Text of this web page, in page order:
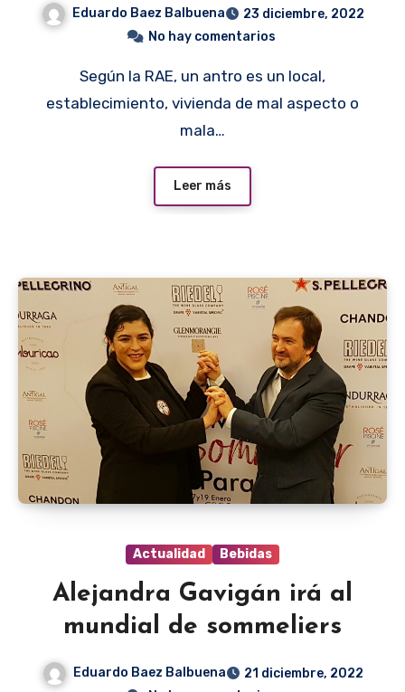
Eduardo Baez Balbuena
23 diciembre, 2022
No hay comentarios
Según la RAE, un antro es un local,
establecimiento, vivienda de mal aspecto o
mala…
Leer más
Actualidad Bebidas
Alejandra Gavigán irá al
mundial de sommeliers
Eduardo Baez Balbuena
21 diciembre, 2022